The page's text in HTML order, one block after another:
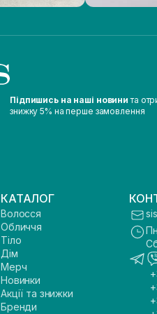
Підпишись на наші новини та
знижку 5% на перше замовлення
КАТАЛОГ
Волосся
Обличчя
Тіло
Дім
Мерч
Новинки
Акції та знижки
Бренди